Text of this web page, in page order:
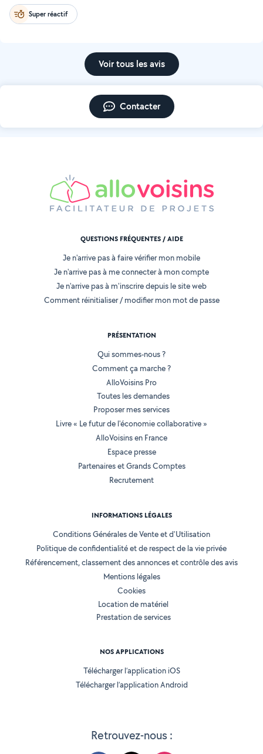
Super réactif
Voir tous les avis
Contacter
Retrouvez-nous :
QUESTIONS FRÉQUENTES / AIDE
Je n'arrive pas à faire vérifier mon mobile
Je n'arrive pas à me connecter à mon compte
Je n'arrive pas à m'inscrire depuis le site web
Comment réinitialiser / modifier mon mot de passe
PRÉSENTATION
Qui sommes-nous ?
Comment ça marche ?
AlloVoisins Pro
Toutes les demandes
Proposer mes services
Livre « Le futur de l'économie collaborative »
AlloVoisins en France
Espace presse
Partenaires et Grands Comptes
Recrutement
INFORMATIONS LÉGALES
Conditions Générales de Vente et d'Utilisation
Politique de confidentialité et de respect de la vie privée
Référencement, classement des annonces et contrôle des avis
Mentions légales
Cookies
Location de matériel
Prestation de services
NOS APPLICATIONS
Télécharger l’application iOS
Télécharger l’application Android